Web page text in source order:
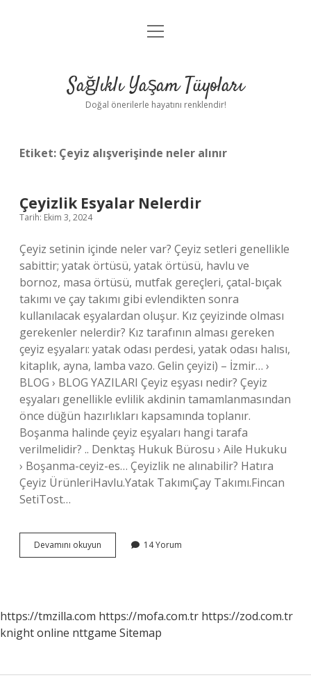
Anasayfa
Yasal Uyarı
menüyü
Sağlıklı Yaşam Tüyoları
Doğal önerilerle hayatını renklendir!
Etiket: Çeyiz alışverişinde neler alınır
Çeyizlik Esyalar Nelerdir
Tarih: Ekim 3, 2024
Çeyiz setinin içinde neler var? Çeyiz setleri genellikle
sabittir; yatak örtüsü, yatak örtüsü, havlu ve
bornoz, masa örtüsü, mutfak gereçleri, çatal-bıçak
takımı ve çay takımı gibi evlendikten sonra
kullanılacak eşyalardan oluşur. Kız çeyizinde olması
gerekenler nelerdir? Kız tarafının alması gereken
çeyiz eşyaları: yatak odası perdesi, yatak odası halısı,
kitaplık, ayna, lamba vazo. Gelin çeyizi) – İzmir… ›
BLOG › BLOG YAZILARI Çeyiz eşyası nedir? Çeyiz
eşyaları genellikle evlilik akdinin tamamlanmasından
önce düğün hazırlıkları kapsamında toplanır.
Boşanma halinde çeyiz eşyaları hangi tarafa
verilmelidir? .. Denktaş Hukuk Bürosu › Aile Hukuku
› Boşanma-ceyiz-es… Çeyizlik ne alınabilir? Hatıra
Çeyiz ÜrünleriHavlu.Yatak TakımıÇay Takımı.Fincan
SetiTost…
Devamını okuyun
Esyalar
14 Yorum
https://tmzilla.com https://mofa.com.tr https://zod.com.tr
knight online nttgame Sitemap